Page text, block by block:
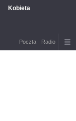
Kobieta
Poczta Radio